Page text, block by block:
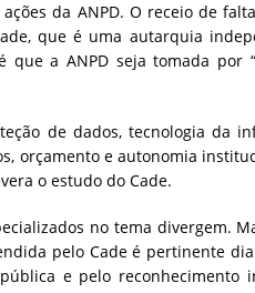
da ANPD. O receio de
que é uma autarquia
a ANPD seja tomada por
de dados, tecnologia da
orçamento e autonomia
o estudo do Cade.
no tema divergem.
pelo Cade é pertinente
e pelo reconhecimento